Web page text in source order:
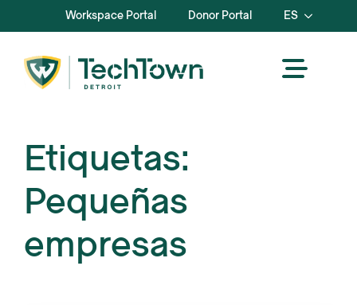
Workspace Portal Donor Portal ES
Etiquetas:
Pequeñas
empresas